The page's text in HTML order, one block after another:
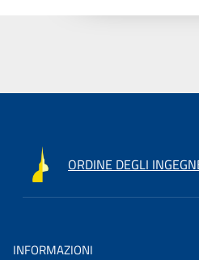
ORDINE DEGLI
INFORMAZIONI